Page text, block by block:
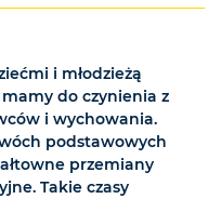
i młodzieżą
do czynienia z
i wychowania.
podstawowych
przemiany
Takie czasy